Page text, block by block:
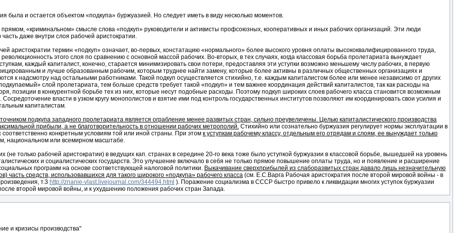
была и остается объектом «подкупа» буржуазией. Но следует иметь в виду несколько моментов.
прямом, «криминальном» смысле слова «подкуп» руководители и активисты профсоюзных, кооперативных и иных рабочих организаций. Эти люди
даже внутри слоя рабочей аристократии.
аристократии термин «подкуп» означает, во-первых, констатацию «нормального» более высокого уровня оплаты высококвалифицированного труда,
этого слоя по сравнению с основной массой рабочих. Во-вторых, в тех случаях, когда классовая борьба пролетариата вынуждает
каждый капиталист, конечно, старается минимизировать свои потери, предоставляя эти уступки возможно меньшему числу рабочих, в первую
и лучше образованным рабочим, которым труднее найти замену, которые более активны в различных общественных организациях и
к надсмотру над остальными работниками. Такой подкуп осуществляется стихийно, т.е. каждым капиталистом более или менее независимо от других
слой пролетариата, тем больше средств требует такой «подкуп» и тем важнее координация действий капиталистов, так как расходы на
позиции в конкурентной борьбе тех из них, которые несут подобные расходы. Поэтому подкуп широких слоев рабочего класса становится возможным
власти в узком кругу монополистов и взятие ими под контроль государственных институтов позволяют им координировать свои усилия и
капиталистам.
подкупа западного пролетариата является ограбление менее развитых стран, сильно преувеличены. Целью капиталистического производства
прибыли, а не благотворительность в отношении рабочих метрополий. Стихийно или сознательно буржуазия регулирует нормы эксплуатации в
соответственно конкретным условиям той или иной страны. При этом к уступкам рабочему классу, отдельным его отрядам и слоям, ее вынуждает только
национальном или всемирном масштабе.
(не только рабочей аристократии) в ведущих кап. странах в середине 20-го века тоже было уступкой буржуазии в классовой борьбе, вышедшей на уровень
и социалистических государств. Это улучшение включало в себя не только прямое повышение оплаты труда, но и появление и расширение
программ на основе соответствующей налоговой политики. Выкачивание сверхприбылей из слаборазвитых стран давало лишь незначительную
часть средств, использовавшихся для такого широкого «подкупа» рабочего класса (см. Е.С.Варга Рабочая аристократия после второй мировой войны - в
т.3 http://znanie-vlast.livejournal.com/344494.html ). Поражение социализма в СССР быстро привело к ликвидации многих уступок буржуазии
второй мировой войны, и к ухудшению положения рабочих стран Запада.
и кризисы производства"